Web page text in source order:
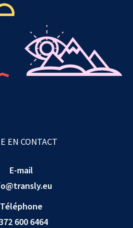
EN CONTACT
E-mail
Téléphone
600 6464